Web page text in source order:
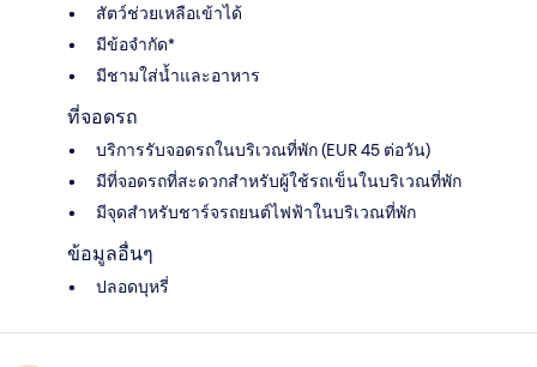
สัตว์ช่วยเหลือเข้าได้
มีข้อจำกัด*
มีชามใส่น้ำและอาหาร
ที่จอดรถ
บริการรับจอดรถในบริเวณที่พัก (EUR 45 ต่อวัน)
มีที่จอดรถที่สะดวกสำหรับผู้ใช้รถเข็นในบริเวณที่พัก
มีจุดสำหรับชาร์จรถยนต์ไฟฟ้าในบริเวณที่พัก
ข้อมูลอื่นๆ
ปลอดบุหรี่